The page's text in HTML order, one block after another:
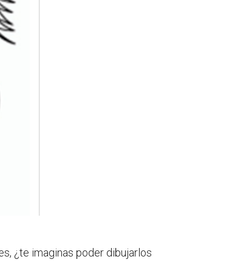
¿te imaginas poder dibujarlos